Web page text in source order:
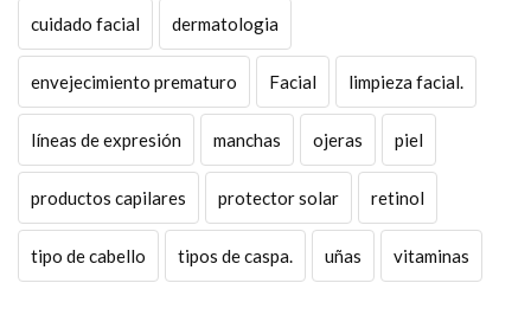
cuidado facial dermatologia
envejecimiento prematuro Facial limpieza facial.
líneas de expresión manchas ojeras piel
productos capilares protector solar retinol
tipo de cabello tipos de caspa. uñas vitaminas